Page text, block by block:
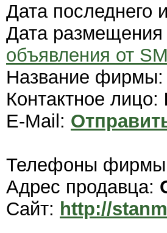
Дата последнего
Дата
объявления от
Название фирмы:
Контактное лицо:
E-Mail:
Телефоны
Адрес продавца:
Сайт: http://